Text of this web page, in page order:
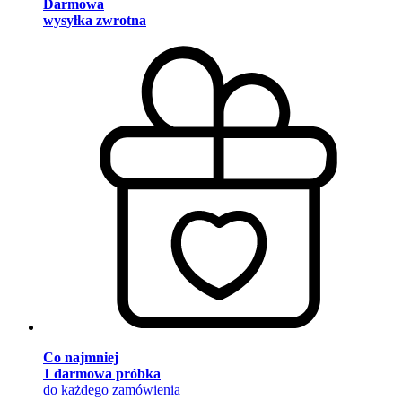
Darmowa
wysyłka zwrotna
Co najmniej
1 darmowa próbka
do każdego zamówienia